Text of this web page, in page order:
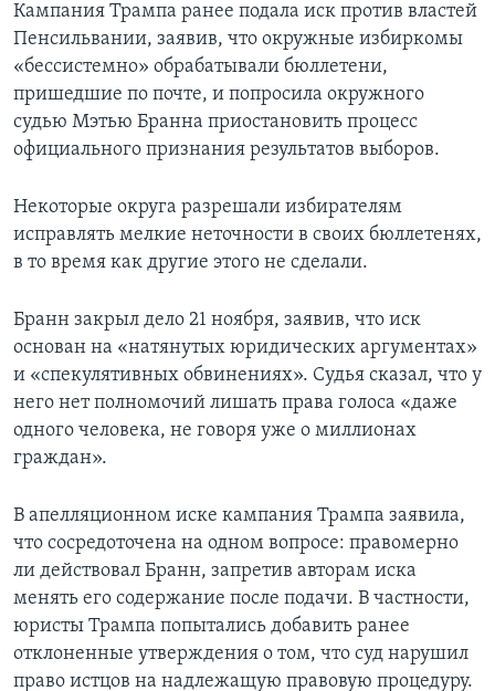
Кампания Трампа ранее подала иск против властей
Пенсильвании, заявив, что окружные избиркомы
«бессистемно» обрабатывали бюллетени,
пришедшие по почте, и попросила окружного
судью Мэтью Бранна приостановить процесс
официального признания результатов выборов.
Некоторые округа разрешали избирателям
исправлять мелкие неточности в своих бюллетенях,
в то время как другие этого не сделали.
Бранн закрыл дело 21 ноября, заявив, что иск
основан на «натянутых юридических аргументах»
и «спекулятивных обвинениях». Судья сказал, что у
него нет полномочий лишать права голоса «даже
одного человека, не говоря уже о миллионах
граждан».
В апелляционном иске кампания Трампа заявила,
что сосредоточена на одном вопросе: правомерно
ли действовал Бранн, запретив авторам иска
менять его содержание после подачи. В частности,
юристы Трампа попытались добавить ранее
отклоненные утверждения о том, что суд нарушил
право истцов на надлежащую правовую процедуру.